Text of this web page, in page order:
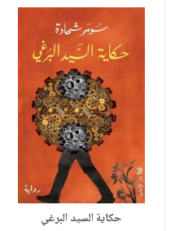
حكاية السيد البرغي